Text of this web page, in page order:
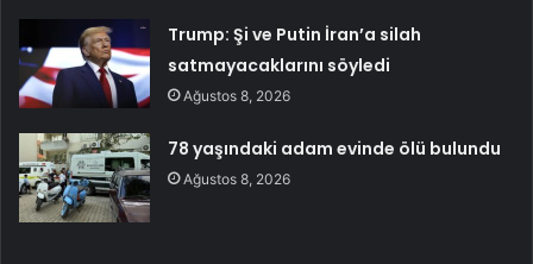
Trump: Şi ve Putin İran’a silah
satmayacaklarını söyledi
Ağustos 8, 2026
78 yaşındaki adam evinde ölü bulundu
Ağustos 8, 2026